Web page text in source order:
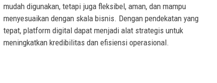
mudah digunakan, tetapi juga fleksibel, aman, dan mampu
menyesuaikan dengan skala bisnis. Dengan pendekatan yang
tepat, platform digital dapat menjadi alat strategis untuk
meningkatkan kredibilitas dan efisiensi operasional.